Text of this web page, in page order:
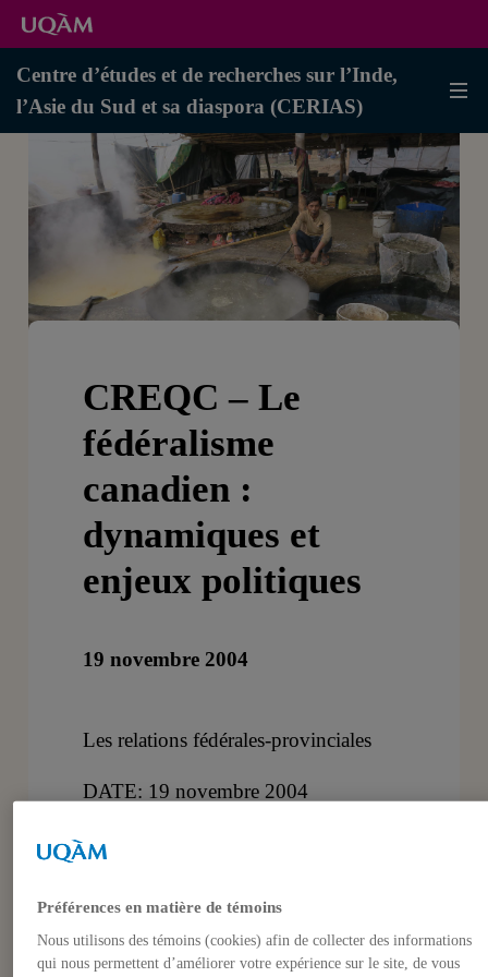
Centre d’études et de recherches sur l’Inde,
l’Asie du Sud et sa diaspora (CERIAS)
CREQC – Le
fédéralisme
canadien :
dynamiques et
enjeux politiques
19 novembre 2004
Les relations fédérales-provinciales
DATE: 19 novembre 2004
LIEU: D-R200, 9:00 à 16:00Pavillon
Seymour, Université de Montréal
Préférences en matière de témoins
Nous utilisons des témoins (cookies) afin de collecter des informations
qui nous permettent d’améliorer votre expérience sur le site, de vous